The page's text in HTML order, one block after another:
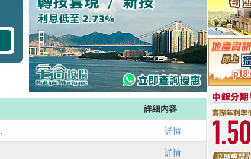
詳細內容
詳情
詳情